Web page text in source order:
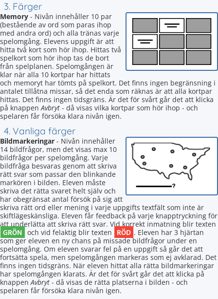
3. Färger
Memory - Nivån innehåller 10 par
(bestående av ord som paras ihop
med andra ord) och alla tränas varje
spelomgång. Elevens uppgift är att
hitta två kort som hör ihop. Hittas två
spelkort som hör ihop tas de bort
från spelplanen. Spelomgången är
klar när alla 10 kortpar har hittats
och memoryt har tömts på spelkort. Det finns ingen begränsning i
antalet tillåtna missar, så det enda som räknas är att alla kortpar
hittas. Det finns ingen tidsgräns. Är det för svårt går det att klicka
på knappenAvbryt - då visas vilka kortpar som hör ihop - och
spelaren får försöka klara nivån igen.
4. Vanliga färger
Bildmarkeringar - Nivån innehåller
14 bildfrågor, men det visas max 10
bildfrågor per spelomgång. Varje
bildfråga besvaras genom att skriva
rätt svar som passar den blinkande
markören i bilden. Eleven måste
skriva det rätta svaret helt själv och
har obegränsat antal försök på sig att
skriva rätt ord eller mening i varje uppgifts textfält som inte är
skiftlägeskänsliga. Eleven får feedback på varje knapptryckning för
att underlätta att skriva rätt svar. Vid korrekt inmatning blir texten
GRÖN och vid felaktig blir texten RÖD . Eleven har 3 hjärtan
som ger eleven en ny chans på missade bildfrågor under en
spelomgång. Om eleven svarar fel på en uppgift så går det att
fortsätta spela, men spelomgången markeras som ej avklarad. Det
finns ingen tidsgräns. När eleven hittat alla rätta bildmarkeringar
har spelomgången klarats. Är det för svårt går det att klicka på
knappenAvbryt - då visas de rätta platserna i bilden - och
spelaren får försöka klara nivån igen.